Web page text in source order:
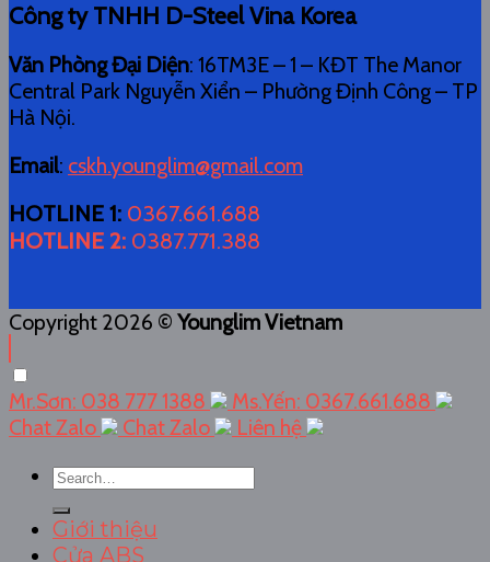
Công ty TNHH D-Steel Vina Korea
Văn Phòng Đại Diện: 16TM3E – 1 – KĐT The Manor
Central Park Nguyễn Xiển – Phường Định Công – TP
Hà Nội.
Email: cskh.younglim@gmail.com
HOTLINE 1: 0367.661.688
HOTLINE 2: 0387.771.388
Copyright 2026 © Younglim Vietnam
Mr.Sơn: 038 777 1388
Ms.Yến: 0367.661.688
Chat Zalo
Chat Zalo
Liên hệ
Search
for:
Giới thiệu
Cửa ABS